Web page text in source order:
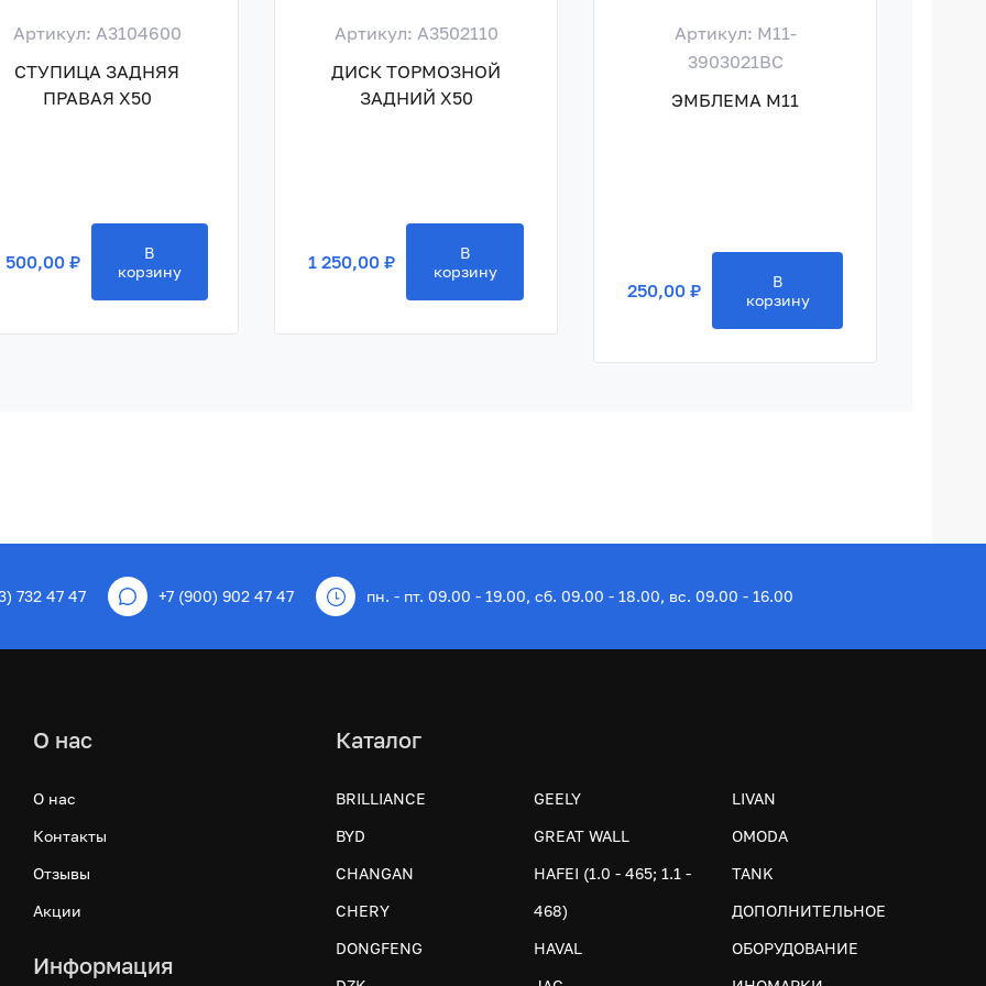
Артикул: A3104600
СТУПИЦА ЗАДНЯЯ
ПРАВАЯ X50
500,00 ₽
В
корзину
Артикул: A3502110
ДИСК ТОРМОЗНОЙ
ЗАДНИЙ X50
1 250,00 ₽
В
корзину
Артикул: M11-
3903021BC
ЭМБЛЕМА M11
250,00 ₽
В
корзину
732 47 47 +7 (900) 902 47 47 пн. - пт. 09.00 - 19.00, сб. 09.00 - 18.00, вс. 09.00 - 16.00
О нас
О нас
Контакты
Отзывы
Акции
Информация
Каталог
BRILLIANCE
BYD
CHANGAN
CHERY
DONGFENG
GEELY
GREAT WALL
HAFEI (1.0 - 465; 1.1 -
468)
HAVAL
LIVAN
OMODA
TANK
ДОПОЛНИТЕЛЬНОЕ
ОБОРУДОВАНИЕ